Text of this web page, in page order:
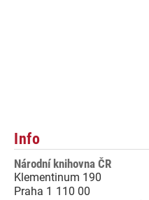
Info
Národní knihovna ČR
Klementinum 190
Praha 1 110 00